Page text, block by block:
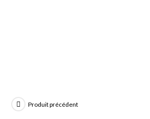
Produit précédent